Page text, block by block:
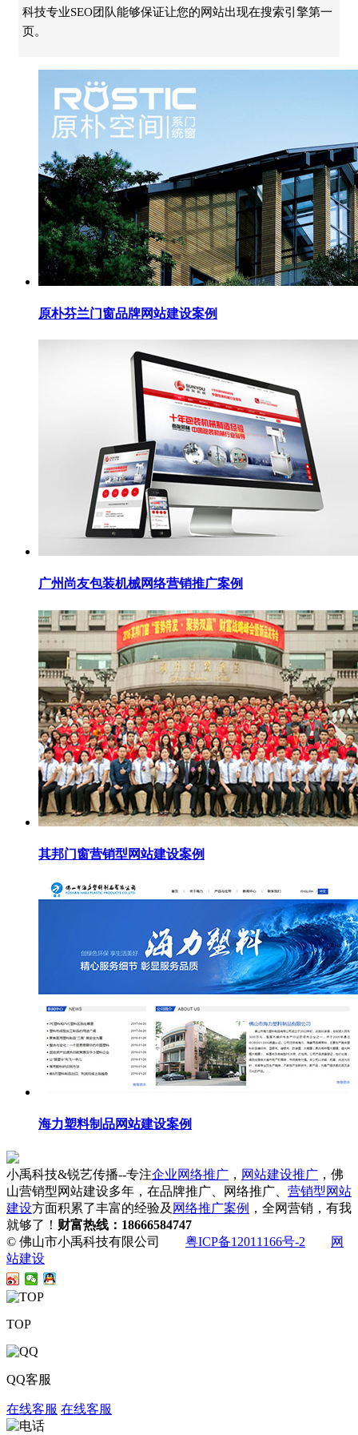
科技专业SEO团队能够保证让您的网站出现在搜索引擎第一
页。
原朴芬兰门窗品牌网站建设案例
广州尚友包装机械网络营销推广案例
其邦门窗营销型网站建设案例
海力塑料制品网站建设案例
小禹科技&锐艺传播--专注企业网络推广 ， 网站建设推广 ，佛
山营销型网站建设多年，在品牌推广、网络推广、 营销型网站
建设方面积累了丰富的经验及 网络推广案例 ，全网营销，有我
就够了！ 财富热线：18666584747
© 佛山市小禹科技有限公司 粤ICP备12011166号-2
网
站建设
TOP
QQ客服
在线客服 在线客服